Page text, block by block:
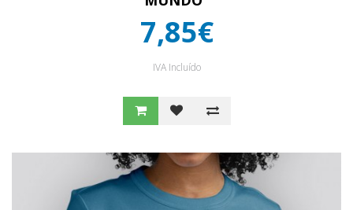
7,85€
IVA Incluído